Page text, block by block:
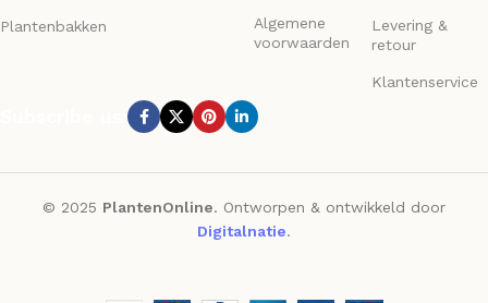
Plantenbakken
Algemene
voorwaarden
Levering &
retour
Klantenservice
© 2025 PlantenOnline. Ontworpen & ontwikkeld door
Digitalnatie.